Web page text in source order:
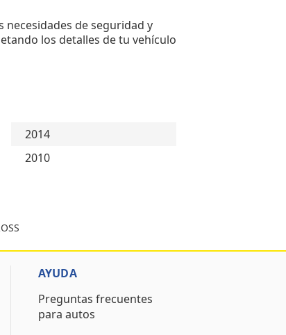
necesidades de seguridad y
los detalles de tu vehículo
2014
2010
AYUDA
Preguntas frecuentes
para autos